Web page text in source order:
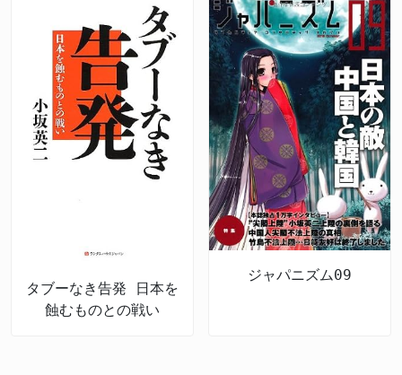
タブーなき告発 日本を
蝕むものとの戦い
ジャパニズム09